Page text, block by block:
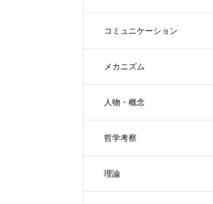
コミュニケーション
メカニズム
人物・概念
哲学考察
理論